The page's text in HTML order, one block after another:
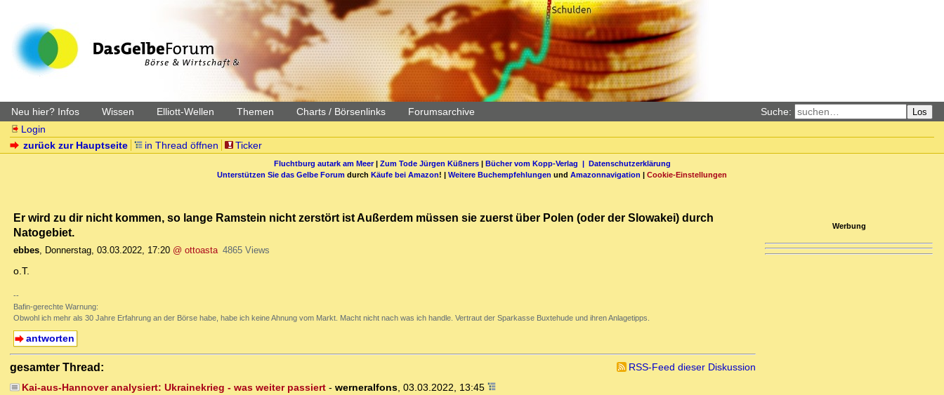
Neu hier? Infos Wissen Elliott-Wellen Themen Charts / Börsenlinks Forumsarchive Suche: Los
Login
zurück zur Hauptseite
in Thread öffnen Ticker
Fluchtburg autark am Meer| Zum Tode Jürgen Küßners| Bücher vom Kopp-Verlag | Datenschutzerklärung
Unterstützen Sie das Gelbe Forum durch Käufe bei Amazon! | Weitere Buchempfehlungen und Amazonnavigation | Cookie-Einstellungen
Er wird zu dir nicht kommen, so lange Ramstein nicht zerstört ist Außerdem müssen sie zuerst über Polen (oder der Slowakei) durch
Natogebiet.
ebbes, Donnerstag, 03.03.2022, 17:20 @ ottoasta 4865 Views
o.T.
--
Bafin-gerechte Warnung:
Obwohl ich mehr als 30 Jahre Erfahrung an der Börse habe, habe ich keine Ahnung vom Markt. Macht nicht nach was ich handle. Vertraut der Sparkasse Buxtehude und ihren Anlagetipps.
antworten
gesamter Thread:
RSS-Feed dieser Diskussion
Kai-aus-Hannover analysiert: Ukrainekrieg - was weiter passiert- werneralfons, 03.03.2022, 13:45
Werbung